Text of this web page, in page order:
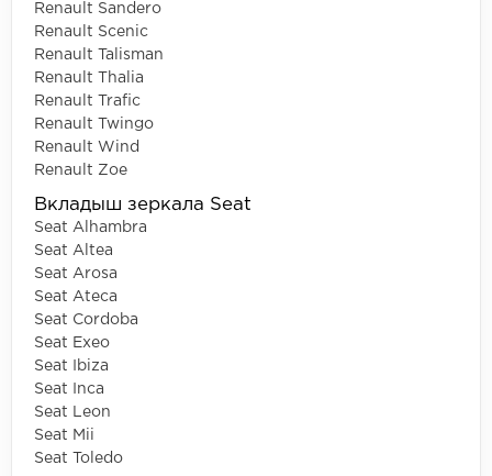
Renault Sandero
Renault Scenic
Renault Talisman
Renault Thalia
Renault Trafic
Renault Twingo
Renault Wind
Renault Zoe
Вкладыш зеркала Seat
Seat Alhambra
Seat Altea
Seat Arosa
Seat Ateca
Seat Cordoba
Seat Exeo
Seat Ibiza
Seat Inca
Seat Leon
Seat Mii
Seat Toledo